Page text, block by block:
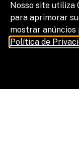
Nosso site utiliza
para aprimorar
mostrar anúncios
Política de